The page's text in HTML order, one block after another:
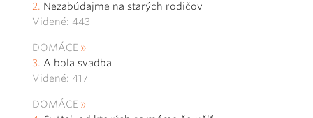
Nezabúdajme na starých rodičov
Videné: 443
DOMÁCE
A bola svadba
Videné: 417
DOMÁCE